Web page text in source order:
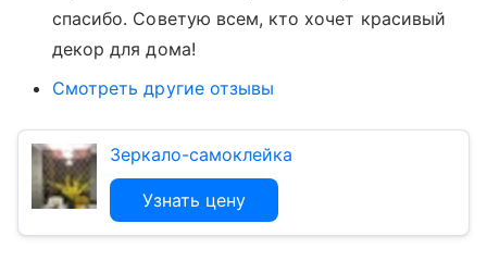
спасибо. Советую всем, кто хочет красивый
декор для дома!
Смотреть другие отзывы
Зеркало-самоклейка
Узнать цену